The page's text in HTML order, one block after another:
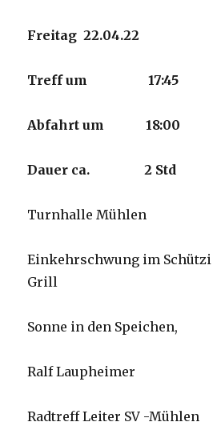
Freitag 22.04.22
Treff um 17:45
Abfahrt um 18:00
Dauer ca. 2 Std
Turnhalle Mühlen
Einkehrschwung im
Grill
Sonne in den Speichen,
Ralf Laupheimer
Radtreff Leiter SV -Mühlen